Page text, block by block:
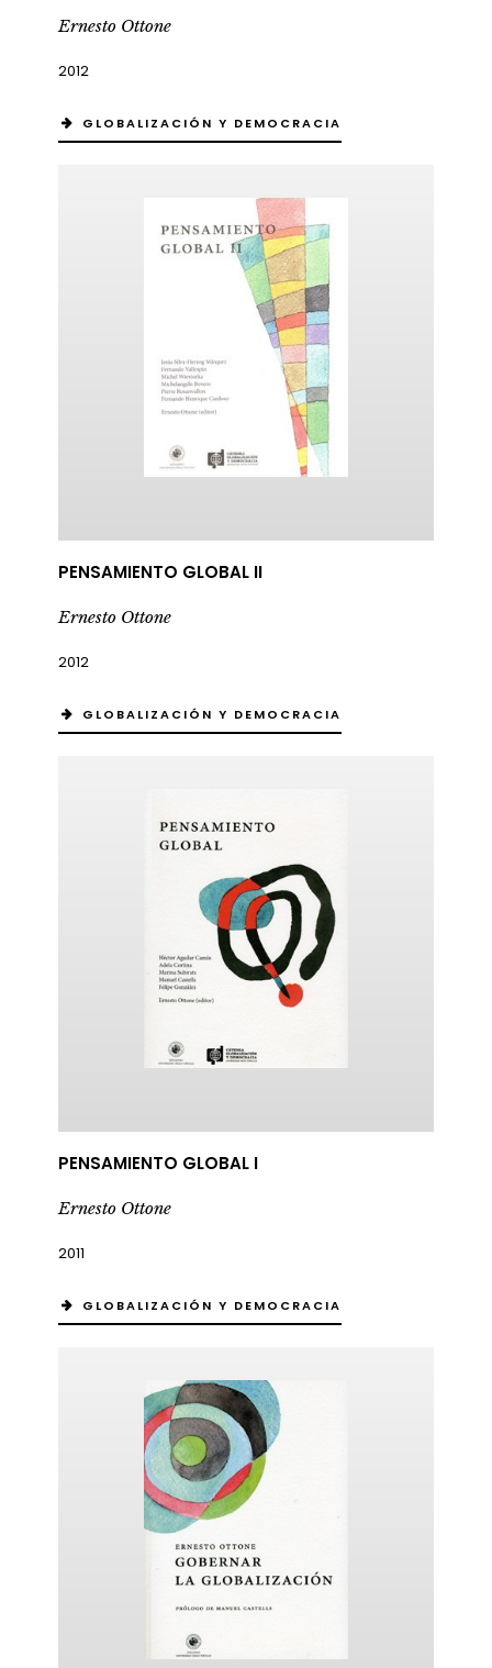
Ernesto Ottone
2012
GLOBALIZACIÓN Y DEMOCRACIA
PENSAMIENTO GLOBAL II
Ernesto Ottone
2012
GLOBALIZACIÓN Y DEMOCRACIA
PENSAMIENTO GLOBAL I
Ernesto Ottone
2011
GLOBALIZACIÓN Y DEMOCRACIA